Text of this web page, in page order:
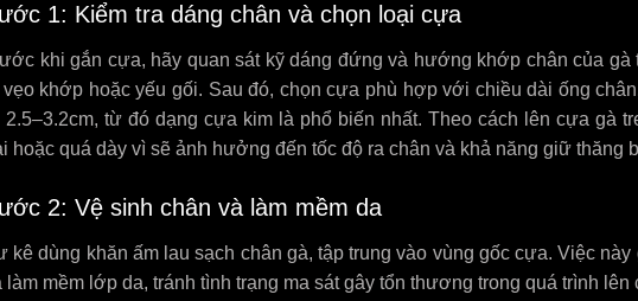
1: Kiểm tra dáng chân và chọn loại cựa
khi gắn cựa, hãy quan sát kỹ dáng đứng và hướng khớp chân của gà
khớp hoặc yếu gối. Sau đó, chọn cựa phù hợp với chiều dài ống
2.5–3.2cm, từ đó dạng cựa kim là phổ biến nhất. Theo cách lên cựa gà
hoặc quá dày vì sẽ ảnh hưởng đến tốc độ ra chân và khả năng giữ thăng
2: Vệ sinh chân và làm mềm da
kê dùng khăn ấm lau sạch chân gà, tập trung vào vùng gốc cựa. Việc
làm mềm lớp da, tránh tình trạng ma sát gây tổn thương trong quá trình